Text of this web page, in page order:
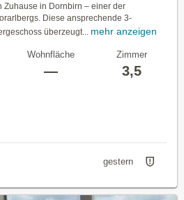
Zuhause in Dornbirn – einer der
Diese ansprechende 3-
überzeugt...
mehr anzeigen
Wohnfläche
—
Zimmer
3,5
gestern